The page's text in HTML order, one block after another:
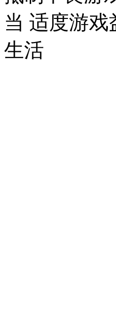
当 适度游
生活